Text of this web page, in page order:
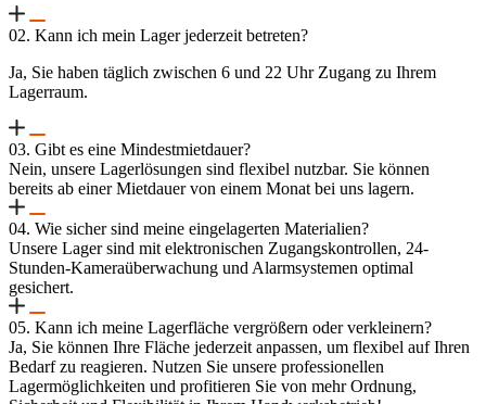
02. Kann ich mein Lager jederzeit betreten?
Ja, Sie haben täglich zwischen 6 und 22 Uhr Zugang zu Ihrem
Lagerraum.
03. Gibt es eine Mindestmietdauer?
Nein, unsere Lagerlösungen sind flexibel nutzbar. Sie können
bereits ab einer Mietdauer von einem Monat bei uns lagern.
04. Wie sicher sind meine eingelagerten Materialien?
Unsere Lager sind mit elektronischen Zugangskontrollen, 24-
Stunden-Kameraüberwachung und Alarmsystemen optimal
gesichert.
05. Kann ich meine Lagerfläche vergrößern oder verkleinern?
Ja, Sie können Ihre Fläche jederzeit anpassen, um flexibel auf Ihren
Bedarf zu reagieren. Nutzen Sie unsere professionellen
Lagermöglichkeiten und profitieren Sie von mehr Ordnung,